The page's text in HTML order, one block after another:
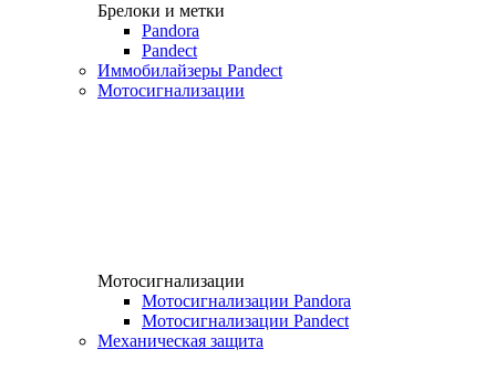
Брелоки и метки
Pandora
Pandect
Иммобилайзеры Pandect
Мотосигнализации
Мотосигнализации
Мотосигнализации Pandora
Мотосигнализации Pandect
Механическая защита